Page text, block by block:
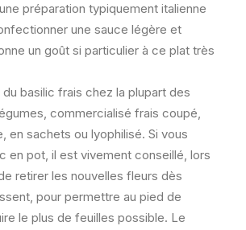
préparation typiquement italienne
une sauce légère et
un goût si particulier à ce plat très
basilic frais chez la plupart des
commercialisé frais coupé,
en sachets ou lyophilisé. Si vous
en pot, il est vivement conseillé, lors
retirer les nouvelles fleurs dès
pour permettre au pied de
le plus de feuilles possible. Le